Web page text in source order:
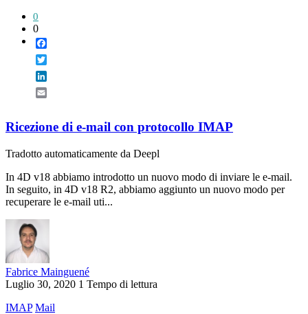
0
0
Ricezione di e-mail con protocollo IMAP
Tradotto automaticamente da Deepl
In 4D v18 abbiamo introdotto un nuovo modo di inviare le e-mail.
In seguito, in 4D v18 R2, abbiamo aggiunto un nuovo modo per
recuperare le e-mail uti...
Fabrice Mainguené
Luglio 30, 2020 1 Tempo di lettura
IMAP Mail